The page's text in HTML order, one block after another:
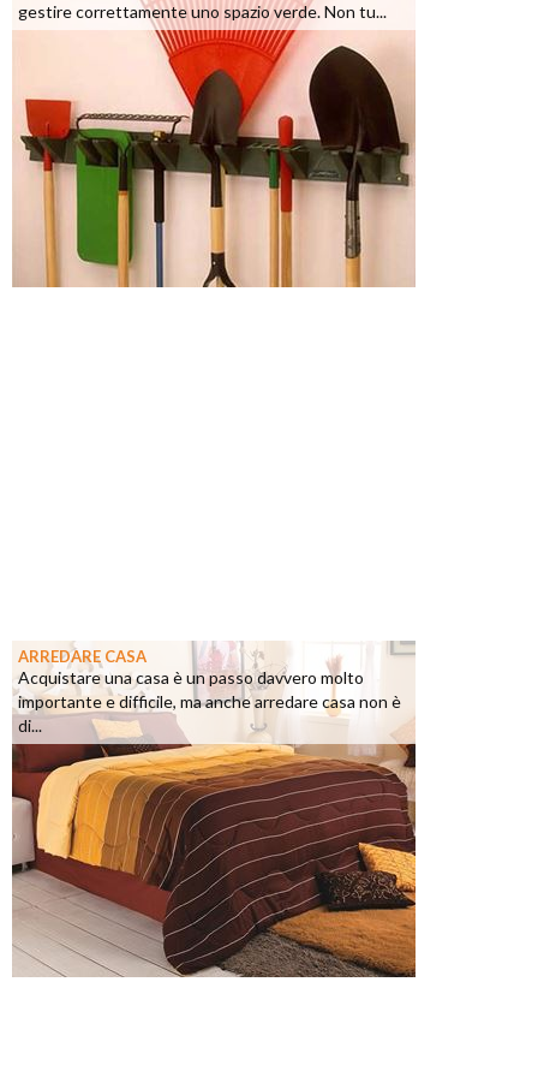
gestire correttamente uno spazio verde. Non tu...
ARREDARE CASA
Acquistare una casa è un passo davvero molto
importante e difficile, ma anche arredare casa non è
di...